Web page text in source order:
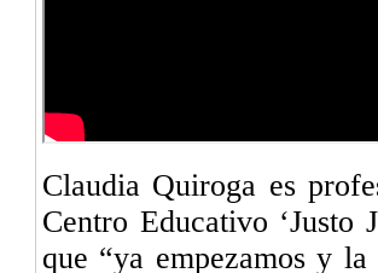
Claudia Quiroga es
Centro Educativo ‘Justo
que “ya empezamos y